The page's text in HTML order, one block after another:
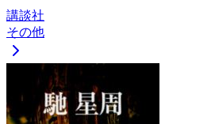
講談社
その他